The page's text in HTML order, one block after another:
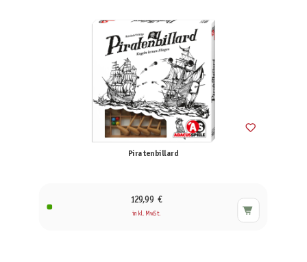
Piratenbillard
129,99 €
inkl. MwSt.